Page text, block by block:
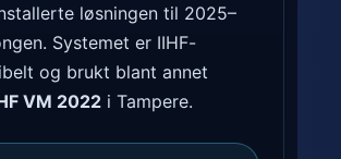
løsningen til 2025–
Systemet er IIHF-
og brukt blant annet
VM 2022 i Tampere.